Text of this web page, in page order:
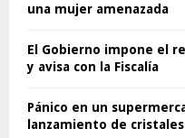
una mujer amenazada
El Gobierno impone el
y avisa con la Fiscalía
Pánico en un
lanzamiento de cristales